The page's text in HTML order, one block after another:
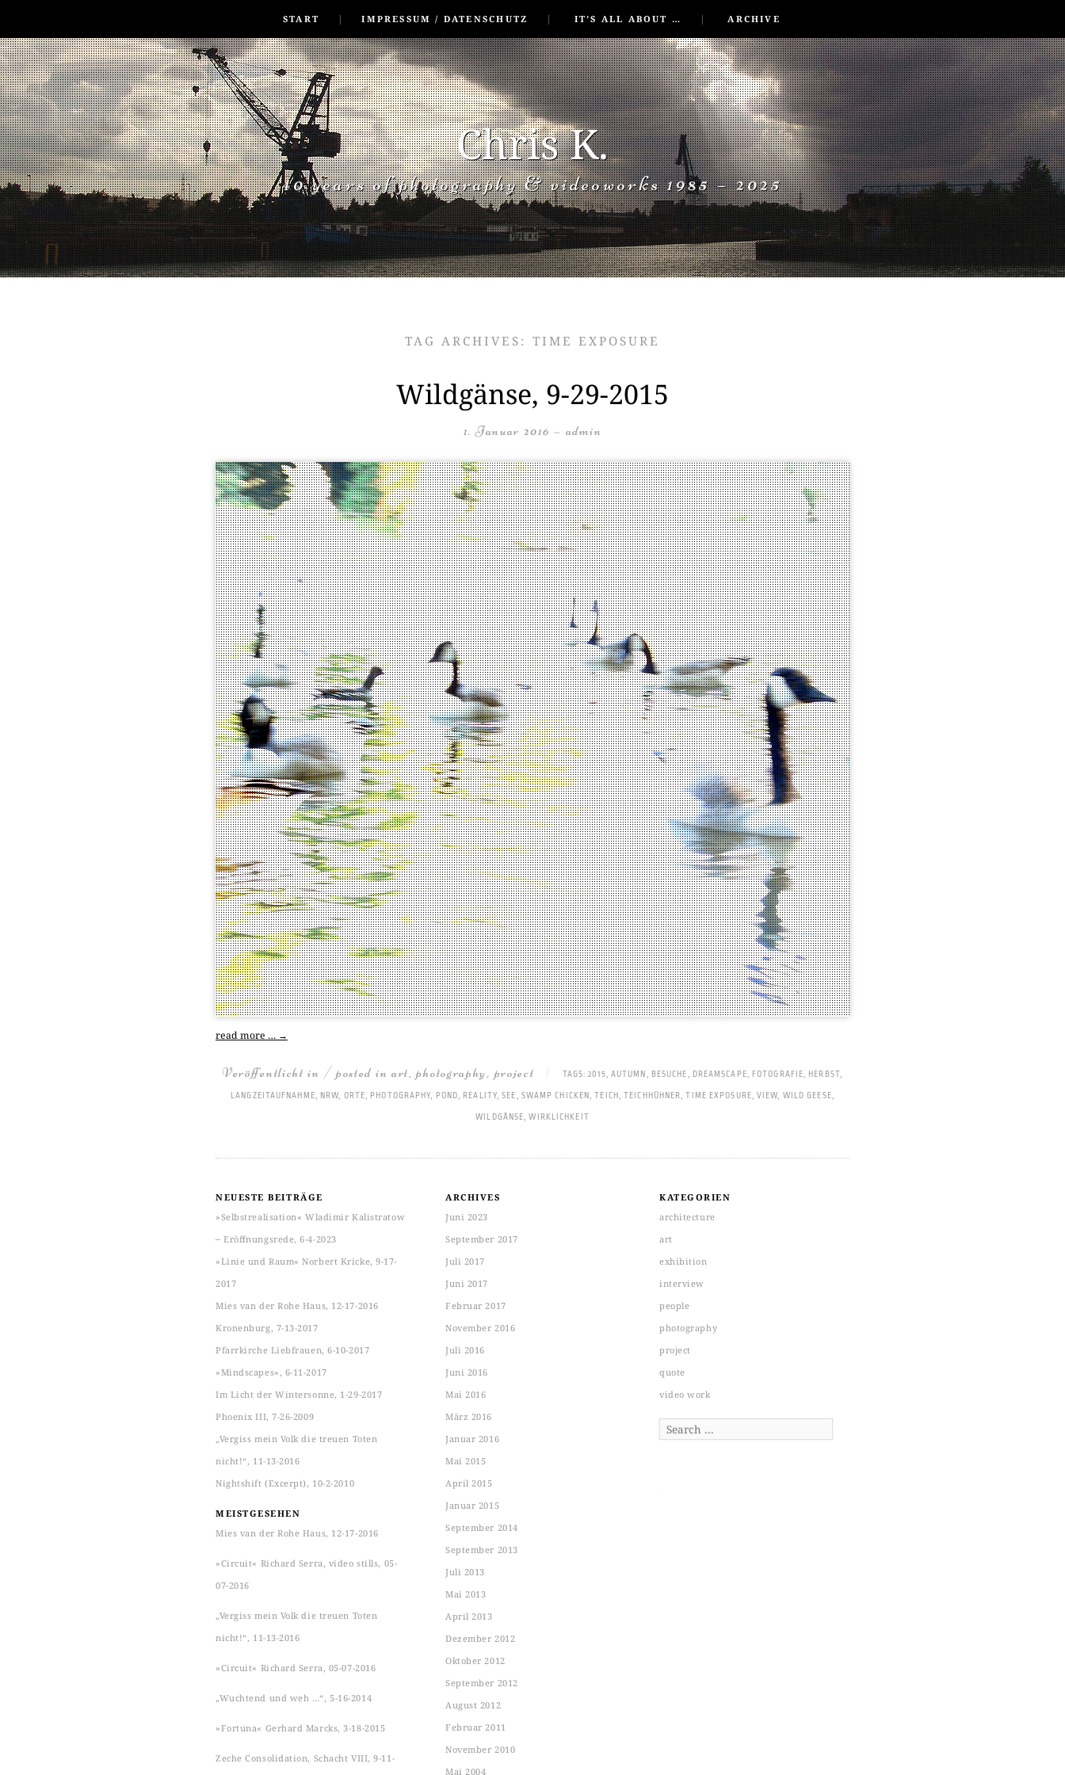
START
IMPRESSUM / DATENSCHUTZ IT’S ALL ABOUT … ARCHIVE
Chris K.
40 years of photography & videoworks 1985 – 2025
TAG ARCHIVES: TIME EXPOSURE
Wildgänse, 9-29-2015
1. Januar 2016 — admin
read more … →
Veröffentlicht in / posted in art,photography, project TAGS:2015, AUTUMN , BESUCHE, DREAMSCAPE, FOTOGRAFIE, HERBST,
LANGZEITAUFNAHME, NRW, ORTE, PHOTOGRAPHY, POND, REALITY,SEE, SWAMP CHICKEN,TEICH,TEICHHÜHNER,TIME EXPOSURE,VIEW, WILD GEESE,
WILDGÄNSE,WIRKLICHKEIT
NEUESTE BEITRÄGE
»Selbstrealisation« Wladimir Kalistratow
‒ Eröffnungsrede, 6-4-2023
»Linie und Raum« Norbert Kricke, 9-17-
2017
Mies van der Rohe Haus, 12-17-2016
Kronenburg, 7-13-2017
Pfarrkirche Liebfrauen, 6-10-2017
»Mindscapes«, 6-11-2017
Im Licht der Wintersonne, 1-29-2017
Phoenix III, 7-26-2009
„Vergiss mein Volk die treuen Toten
nicht!“, 11-13-2016
Nightshift (Excerpt), 10-2-2010
MEISTGESEHEN
Mies van der Rohe Haus, 12-17-2016
»Circuit« Richard Serra, video stills, 05-
07-2016
„Vergiss mein Volk die treuen Toten
nicht!“, 11-13-2016
»Circuit« Richard Serra, 05-07-2016
„Wuchtend und weh …“, 5-16-2014
»Fortuna« Gerhard Marcks, 3-18-2015
Zeche Consolidation, Schacht VIII, 9-11-
ARCHIVES
Juni 2023
September 2017
Juli 2017
Juni 2017
Februar 2017
November 2016
Juli 2016
Juni 2016
Mai 2016
März 2016
Januar 2016
Mai 2015
April 2015
Januar 2015
September 2014
September 2013
Juli 2013
Mai 2013
April 2013
Dezember 2012
Oktober 2012
September 2012
August 2012
Februar 2011
November 2010
Mai 2004
KATEGORIEN
architecture
art
exhibition
interview
people
photography
project
quote
video work
Search